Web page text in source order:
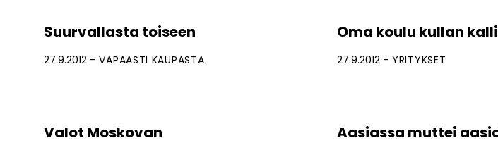
Suurvallasta toiseen
27.9.2012 VAPAASTI KAUPASTA
Oma koulu kullan
27.9.2012 YRITYKSET
Valot Moskovan Aasiassa muttei